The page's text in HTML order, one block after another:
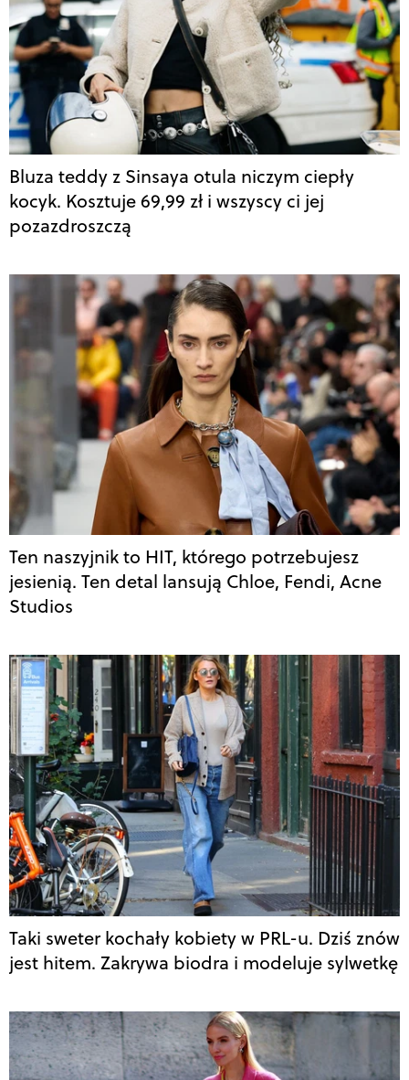
Bluza teddy z Sinsaya otula niczym ciepły
kocyk. Kosztuje 69,99 zł i wszyscy ci jej
pozazdroszczą
Ten naszyjnik to HIT, którego potrzebujesz
jesienią. Ten detal lansują Chloe, Fendi, Acne
Studios
Taki sweter kochały kobiety w PRL-u. Dziś znów
jest hitem. Zakrywa biodra i modeluje sylwetkę